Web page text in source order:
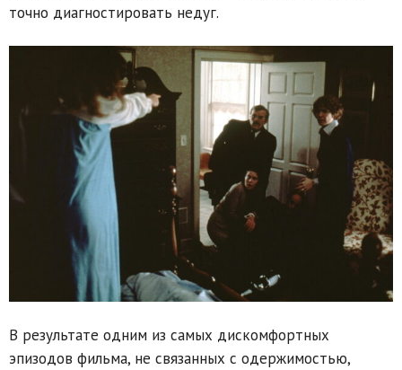
точно диагностировать недуг.
В результате одним из самых дискомфортных
эпизодов фильма, не связанных с одержимостью,